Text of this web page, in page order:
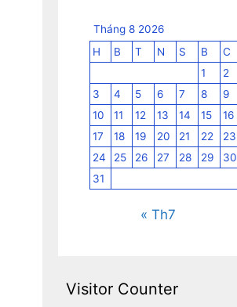
Tháng 8 2026
H
B T N S B
C
1
2
3
4 5 6 7 8
9
10
11 12 13 14 15
16
17
18 19 20 21 22
23
24
25 26 27 28 29
30
31
« Th7
Visitor Counter